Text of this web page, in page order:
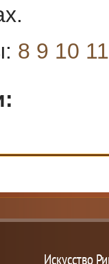
8 9 10 11
Искусство